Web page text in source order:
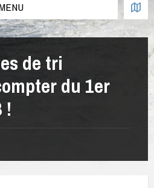
de tri
du 1er
!